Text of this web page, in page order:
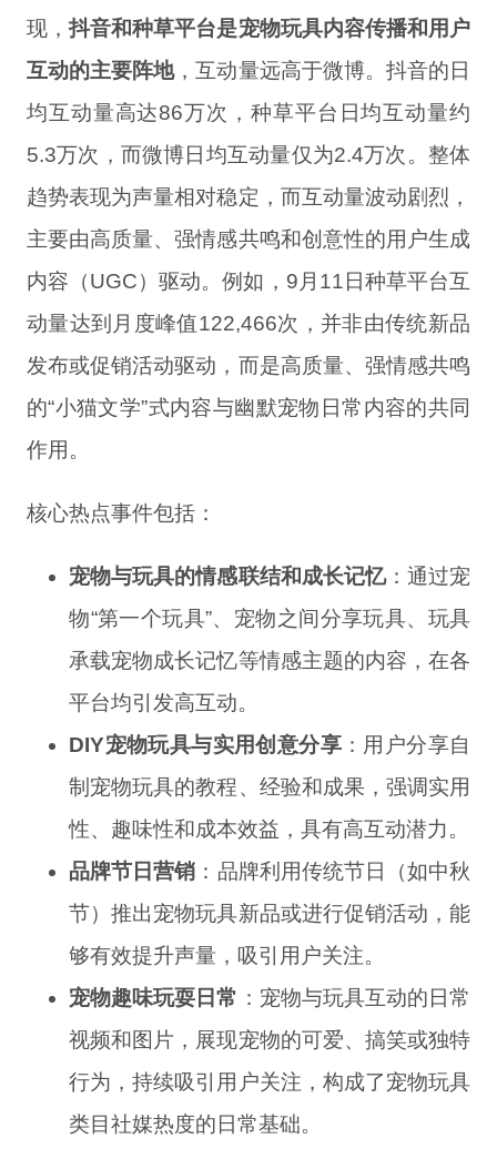
现，抖音和种草平台是宠物玩具内容传播和用户
互动的主要阵地，互动量远高于微博。抖音的日
均互动量高达86万次，种草平台日均互动量约
5.3万次，而微博日均互动量仅为2.4万次。整体
趋势表现为声量相对稳定，而互动量波动剧烈，
主要由高质量、强情感共鸣和创意性的用户生成
内容（UGC）驱动。例如，9月11日种草平台互
动量达到月度峰值122,466次，并非由传统新品
发布或促销活动驱动，而是高质量、强情感共鸣
的“小猫文学”式内容与幽默宠物日常内容的共同
作用。
核心热点事件包括：
宠物与玩具的情感联结和成长记忆：通过宠
物“第一个玩具”、宠物之间分享玩具、玩具
承载宠物成长记忆等情感主题的内容，在各
平台均引发高互动。
DIY宠物玩具与实用创意分享 ：用户分享自
制宠物玩具的教程、经验和成果，强调实用
性、趣味性和成本效益，具有高互动潜力。
品牌节日营销 ：品牌利用传统节日（如中秋
节）推出宠物玩具新品或进行促销活动，能
够有效提升声量，吸引用户关注。
宠物趣味玩耍日常 ：宠物与玩具互动的日常
视频和图片，展现宠物的可爱、搞笑或独特
行为，持续吸引用户关注，构成了宠物玩具
类目社媒热度的日常基础。